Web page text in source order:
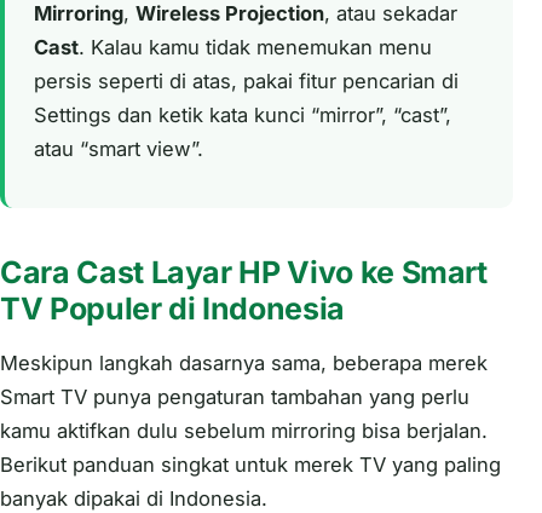
Mirroring, Wireless Projection, atau sekadar
Cast. Kalau kamu tidak menemukan menu
persis seperti di atas, pakai fitur pencarian di
Settings dan ketik kata kunci “mirror”, “cast”,
atau “smart view”.
Cara Cast Layar HP Vivo ke Smart
TV Populer di Indonesia
Meskipun langkah dasarnya sama, beberapa merek
Smart TV punya pengaturan tambahan yang perlu
kamu aktifkan dulu sebelum mirroring bisa berjalan.
Berikut panduan singkat untuk merek TV yang paling
banyak dipakai di Indonesia.